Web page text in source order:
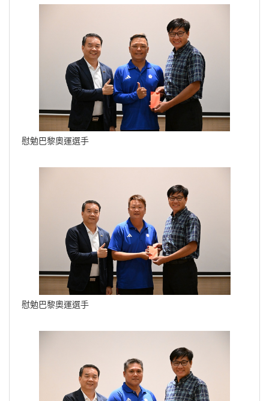
慰勉巴黎奧運選手
慰勉巴黎奧運選手